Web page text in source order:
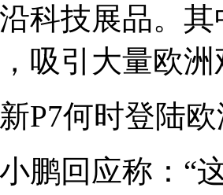
科技展品。
吸引大量欧
P7何时登陆
鹏回应称：“